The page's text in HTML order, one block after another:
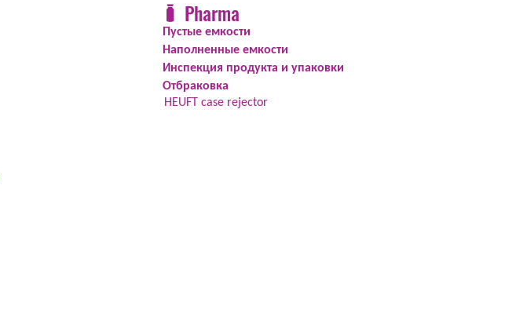
Pharma
Пустые емкости
Наполненные емкости
Инспекция продукта и упаковки
Отбраковка
HEUFT case rejector